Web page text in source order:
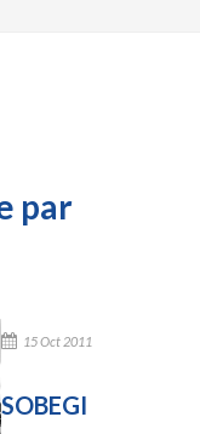
par
15 Oct 2011
SOBEGI